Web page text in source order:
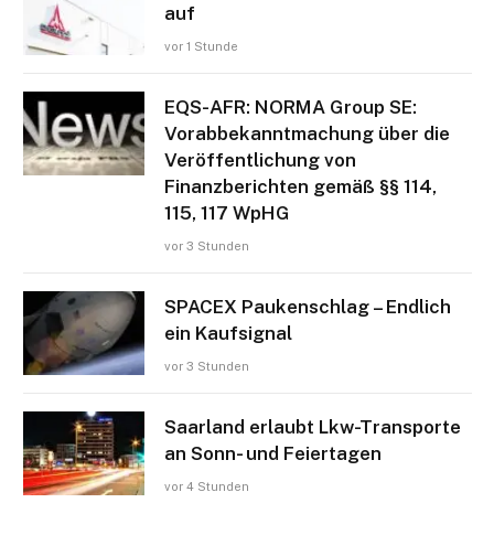
auf
vor 1 Stunde
EQS-AFR: NORMA Group SE:
Vorabbekanntmachung über die
Veröffentlichung von
Finanzberichten gemäß §§ 114,
115, 117 WpHG
vor 3 Stunden
SPACEX Paukenschlag – Endlich
ein Kaufsignal
vor 3 Stunden
Saarland erlaubt Lkw-Transporte
an Sonn- und Feiertagen
vor 4 Stunden